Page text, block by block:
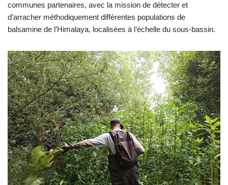
communes partenaires, avec la mission de détecter et
d’arracher méthodiquement différentes populations de
balsamine de l’Himalaya, localisées à l’échelle du sous-bassin.